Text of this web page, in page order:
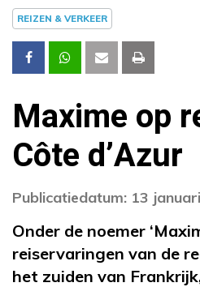
REIZEN & VERKEER
Maxime op
Côte d’Azur
Publicatiedatum: 13
Onder de noemer
reiservaringen van de
het zuiden van